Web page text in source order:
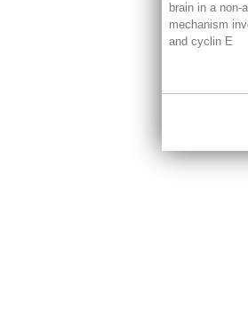
brain in a non-
mechanism
and cyclin E